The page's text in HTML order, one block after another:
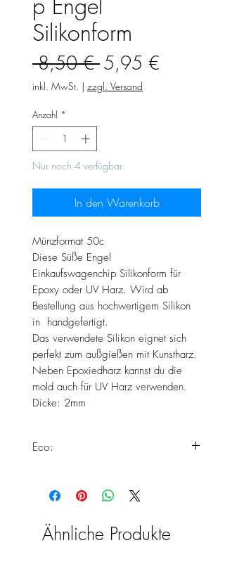
p Engel
Silikonform
8,50 € Standardpreis
5,95 €
inkl. MwSt. | zzgl. Versand
Anzahl *
Nur noch 4 verfügbar
In den Warenkorb
Münzformat 50c
Diese Süße Engel
Einkaufswagenchip Silikonform für
Epoxy oder UV Harz. Wird ab
Bestellung aus hochwertigem Silikon
in handgefertigt.
Das verwendete Silikon eignet sich
perfekt zum außgießen mit Kunstharz.
Neben Epoxiedharz kannst du die
mold auch für UV Harz verwenden.
Dicke: 2mm
Eco:
Standards zur Herstellung von Eco
Weiter Informationen findest du
hier:
Ähnliche Produkte